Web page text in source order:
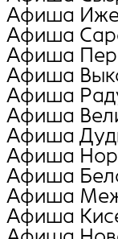
Афиша
Афиша
Афиша
Афиша
Афиша
Афиша
Афиша
Афиша
Афиша
Афиша
Афиша